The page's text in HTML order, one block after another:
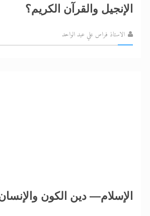
الإنجيل والقرآن الكريم؟
الاستاذ فراس علي عبد الواحد
الإسلام— دين الكون